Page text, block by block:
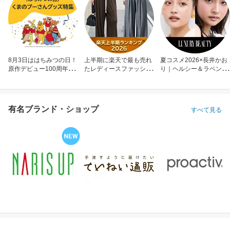
8月3日ははちみつの日！
原作デビュー100周年も
上半期に楽天で最も売れ
たレディースファッショ
夏コスメ2026×長井かお
り｜ヘルシー＆ラベンダ
有名ブランド・ショップ すべて見る